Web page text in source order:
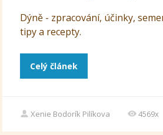
Dýně - zpracování, účinky,
tipy a recepty.
Celý článek
Xenie Bodorík Pilíkova 4569x